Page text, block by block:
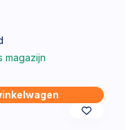
magazijn